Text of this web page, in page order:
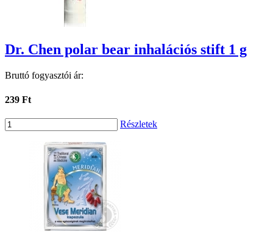
Dr. Chen polar bear inhalációs stift 1 g
Bruttó fogyasztói ár:
239 Ft
Részletek